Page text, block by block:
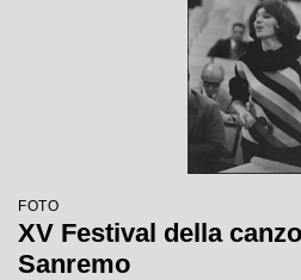
FOTO
XV Festival della
Sanremo